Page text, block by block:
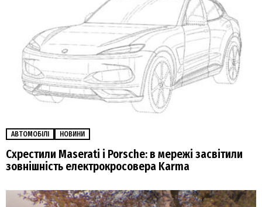
АВТОМОБІЛІ НОВИНИ
Схрестили Maserati і Porsche: в мережі засвітили
зовнішність електрокросовера Karma